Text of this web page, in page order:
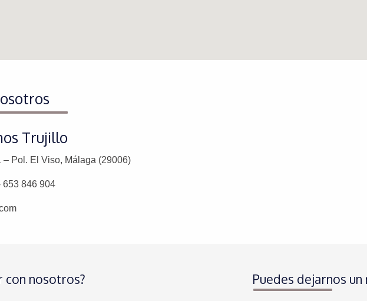
Trujillo
Pol. El Viso, Málaga (29006)
653 846 904
con nosotros? Puedes dejarnos un